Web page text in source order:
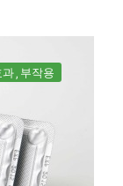
과 부작용